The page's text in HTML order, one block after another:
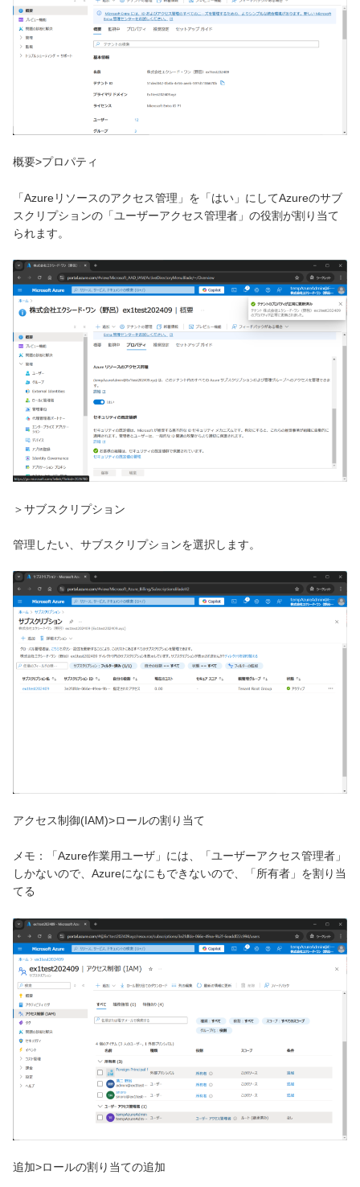
概要>プロパティ
「Azureリソースのアクセス管理」を「はい」にしてAzureのサブ
スクリプションの「ユーザーアクセス管理者」の役割が割り当て
られます。
＞サブスクリプション
管理したい、サブスクリプションを選択します。
アクセス制御(IAM)>ロールの割り当て
メモ：「Azure作業用ユーザ」には、「ユーザーアクセス管理者」
しかないので、Azureになにもできないので、「所有者」を割り当
てる
追加>ロールの割り当ての追加